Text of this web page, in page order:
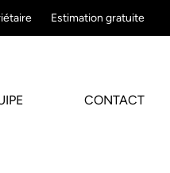
Estimation gratuite
CONTACT